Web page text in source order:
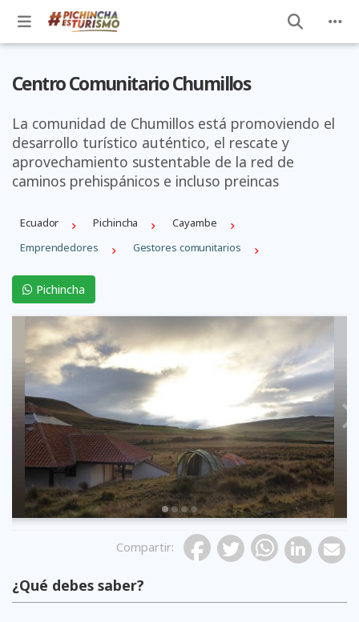
Centro Comunitario Chumillos
La comunidad de Chumillos está promoviendo el
desarrollo turístico auténtico, el rescate y
aprovechamiento sustentable de la red de
caminos prehispánicos e incluso preincas
Ecuador Pichincha
Cayambe
Emprendedores
Gestores comunitarios
Pichincha
Previous
Compartir:
¿Qué debes saber?